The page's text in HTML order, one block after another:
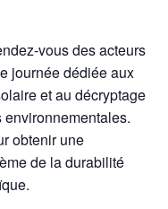
vous des acteurs
journée dédiée aux
et au décryptage
obtenir une
de la durabilité